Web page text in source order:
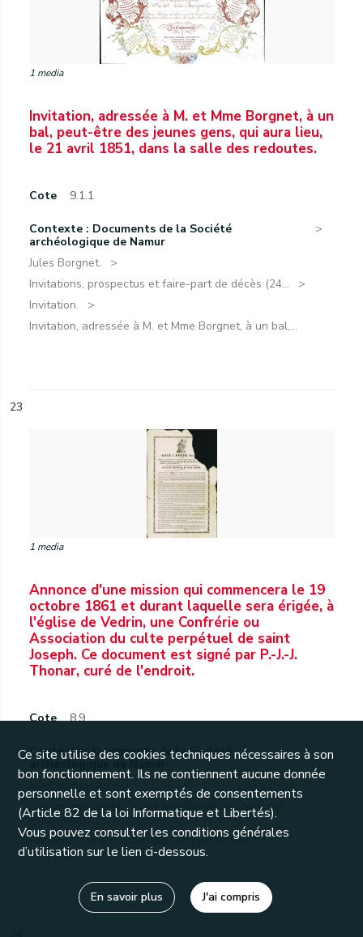
1 media
Invitation, adressée à M. et Mme Borgnet, à un
bal, peut-être des jeunes gens, qui aura lieu,
le 21 avril 1851, dans la salle des redoutes.
Cote 9.1.1
Contexte : Documents de la Société
archéologique de Namur
Jules Borgnet.
Invitations, prospectus et faire-part de décès (24...
Invitation.
Invitation, adressée à M. et Mme Borgnet, à un bal,...
23
1 media
Annonce d'une mission qui commencera le 19
octobre 1861 et durant laquelle sera érigée, à
l'église de Vedrin, une Confrérie ou
Association du culte perpétuel de saint
Joseph. Ce document est signé par P.-J.-J.
Thonar, curé de l'endroit.
Cote 8.9
Contexte : Documents de la Société
archéologique de Namur
Jules Borgnet.
Documents relatifs à des manifestations ou à des
événements...
Annonce d'une mission qui commencera le 19
octobre...
Ce site utilise des cookies techniques nécessaires à son
bon fonctionnement. Ils ne contiennent aucune donnée
personnelle et sont exemptés de consentements
(Article 82 de la loi Informatique et Libertés).
Vous pouvez consulter les conditions générales
d’utilisation sur le lien ci-dessous.
En savoir plus J'ai compris